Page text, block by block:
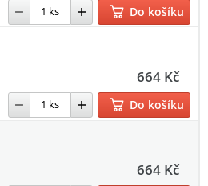
Do košíku
664 Kč
Do košíku
664 Kč